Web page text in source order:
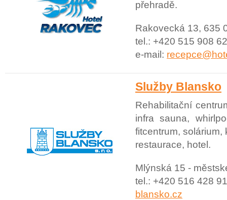
přehradě.
Rakovecká 13, 635
tel.: +420 515 908
e-mail:
Služby Blansko
Rehabilitační
infra sauna,
fitcentrum,
restaurace, hotel.
Mlýnská 15 -
tel.: +420 516 428
blansko.cz